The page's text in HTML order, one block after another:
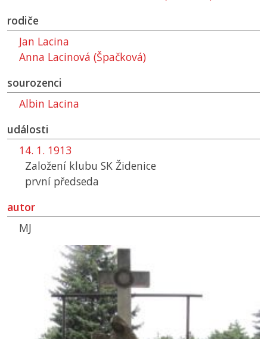
rodiče
Jan Lacina
Anna Lacinová (Špačková)
sourozenci
Albin Lacina
události
14. 1. 1913
Založení klubu SK Židenice
první předseda
autor
MJ